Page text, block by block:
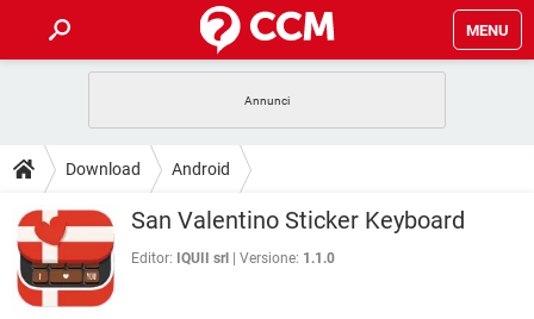
MENU
INTRATTENIMENTO
iOS WINDOWS 10
INSTAGRAM WHATSAPP
TIKTOK
GUIDE
COVID-19
INTRATTENIMENTO
iOS
DOWNLOAD
COVID-19 GAMING
INTRATTENIMENTO
FORUM
Download Android
San Valentino Sticker Keyboard
Editor: IQUII srl Versione: 1.1.0